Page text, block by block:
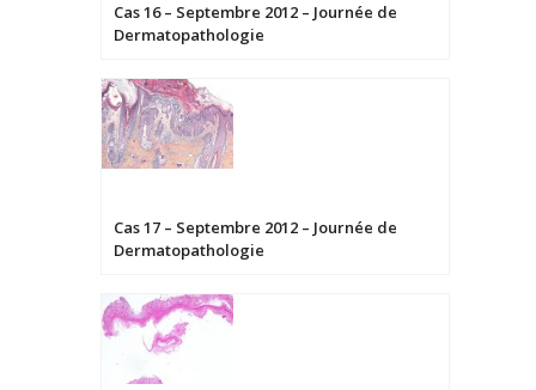
Cas 16 – Septembre 2012 – Journée de
Dermatopathologie
Cas 17 – Septembre 2012 – Journée de
Dermatopathologie